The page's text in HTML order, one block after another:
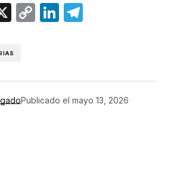
X
CopyLinkedIn
Publicado el mayo 13, 2026